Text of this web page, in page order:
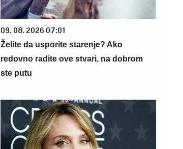
09. 08. 2026 07:01
Želite da usporite starenje? Ako
redovno radite ove stvari, na dobrom
ste putu